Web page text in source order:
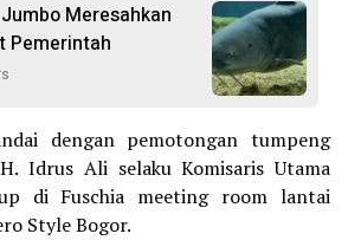
Meresahkan
Pemerintah
dengan pemotongan tumpeng
Idrus Ali selaku Komisaris Utama
di Fuschia meeting room lantai
Style Bogor.